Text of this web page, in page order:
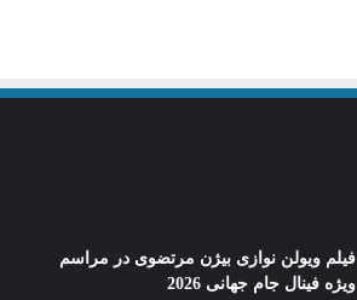
فیلم ویولن نوازی بیژن مرتضوی در مراسم
ویژه فینال جام جهانی 2026